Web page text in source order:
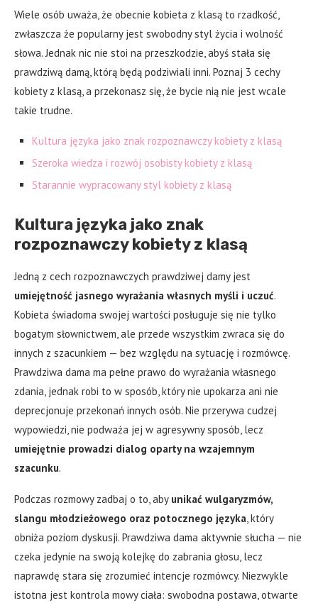
Wiele osób uważa, że obecnie kobieta z klasą to rzadkość,
zwłaszcza że popularny jest swobodny styl życia i wolność
słowa. Jednak nic nie stoi na przeszkodzie, abyś stała się
prawdziwą damą, którą będą podziwiali inni. Poznaj 3 cechy
kobiety z klasą, a przekonasz się, że bycie nią nie jest wcale
takie trudne.
Kultura języka jako znak rozpoznawczy kobiety z klasą
Szeroka wiedza i rozwój osobisty kobiety z klasą
Starannie wypracowany styl kobiety z klasą
Kultura języka jako znak
rozpoznawczy kobiety z klasą
Jedną z cech rozpoznawczych prawdziwej damy jest
umiejętność jasnego wyrażania własnych myśli i uczuć.
Kobieta świadoma swojej wartości posługuje się nie tylko
bogatym słownictwem, ale przede wszystkim zwraca się do
innych z szacunkiem — bez względu na sytuację i rozmówcę.
Prawdziwa dama ma pełne prawo do wyrażania własnego
zdania, jednak robi to w sposób, który nie upokarza ani nie
deprecjonuje przekonań innych osób. Nie przerywa cudzej
wypowiedzi, nie podważa jej w agresywny sposób, lecz
umiejętnie prowadzi dialog oparty na wzajemnym
szacunku.
Podczas rozmowy zadbaj o to, aby unikać wulgaryzmów,
slangu młodzieżowego oraz potocznego języka, który
obniża poziom dyskusji. Prawdziwa dama aktywnie słucha — nie
czeka jedynie na swoją kolejkę do zabrania głosu, lecz
naprawdę stara się zrozumieć intencje rozmówcy. Niezwykle
istotna jest kontrola mowy ciała: swobodna postawa, otwarte